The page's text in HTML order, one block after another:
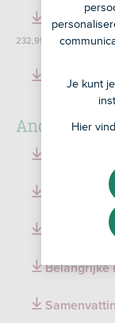
Reglement
232,99 KB
Algemene
Andere
ASN
Jaarlijkse
Belangrijke
Je kunt
Hier